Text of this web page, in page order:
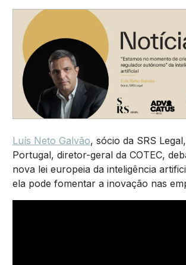
Luís Neto Galvão, sócio da SRS
Portugal, diretor-geral da COTEC,
nova lei europeia da inteligência
ela pode fomentar a inovação nas